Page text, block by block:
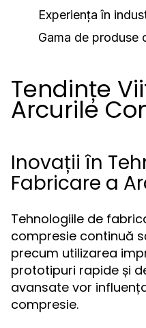
Experiența în
Gama de produse
Tendințe
Arcurile
Inovații în
Fabricare a
Tehnologiile de
compresie continuă
precum utilizarea
prototipuri rapide și
avansate vor
compresie.